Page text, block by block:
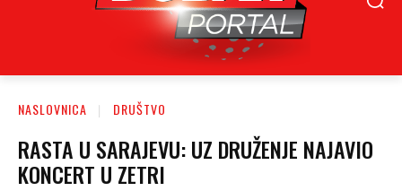
NASLOVNICA DRUŠTVO
RASTA U SARAJEVU: UZ DRUŽENJE NAJAVIO
KONCERT U ZETRI